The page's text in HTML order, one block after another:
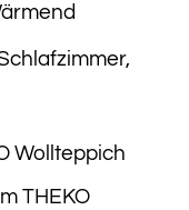
Wollteppich
THEKO